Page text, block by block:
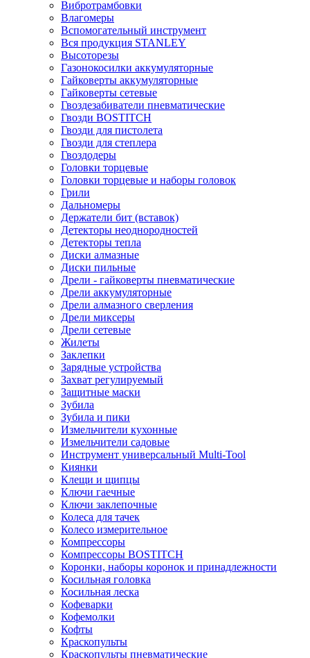
Вибротрамбовки
Влагомеры
Вспомогательный инструмент
Вся продукция STANLEY
Высоторезы
Газонокосилки аккумуляторные
Гайковерты аккумуляторные
Гайковерты сетевые
Гвоздезабиватели пневматические
Гвозди BOSTITCH
Гвозди для пистолета
Гвозди для степлера
Гвоздодеры
Головки торцевые
Головки торцевые и наборы головок
Грили
Дальномеры
Держатели бит (вставок)
Детекторы неоднородностей
Детекторы тепла
Диски алмазные
Диски пильные
Дрели - гайковерты пневматические
Дрели аккумуляторные
Дрели алмазного сверления
Дрели миксеры
Дрели сетевые
Жилеты
Заклепки
Зарядные устройства
Захват регулируемый
Защитные маски
Зубила
Зубила и пики
Измельчители кухонные
Измельчители садовые
Инструмент универсальный Multi-Tool
Киянки
Клещи и щипцы
Ключи гаечные
Ключи заклепочные
Колеса для тачек
Колесо измерительное
Компрессоры
Компрессоры BOSTITCH
Коронки, наборы коронок и принадлежности
Косильная головка
Косильная леска
Кофеварки
Кофемолки
Кофты
Краскопульты
Краскопульты пневматические